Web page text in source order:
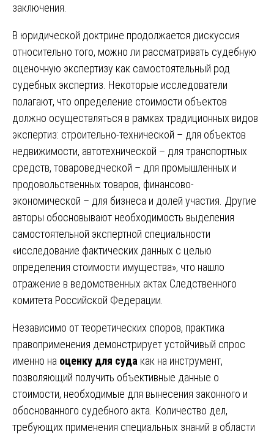
заключения.
В юридической доктрине продолжается дискуссия
относительно того, можно ли рассматривать судебную
оценочную экспертизу как самостоятельный род
судебных экспертиз. Некоторые исследователи
полагают, что определение стоимости объектов
должно осуществляться в рамках традиционных видов
экспертиз: строительно-технической – для объектов
недвижимости, автотехнической – для транспортных
средств, товароведческой – для промышленных и
продовольственных товаров, финансово-
экономической – для бизнеса и долей участия. Другие
авторы обосновывают необходимость выделения
самостоятельной экспертной специальности
«исследование фактических данных с целью
определения стоимости имущества», что нашло
отражение в ведомственных актах Следственного
комитета Российской Федерации.
Независимо от теоретических споров, практика
правоприменения демонстрирует устойчивый спрос
именно на оценку для суда как на инструмент,
позволяющий получить объективные данные о
стоимости, необходимые для вынесения законного и
обоснованного судебного акта. Количество дел,
требующих применения специальных знаний в области